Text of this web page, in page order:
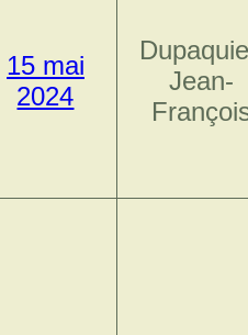
15 mai
2024
Jean-